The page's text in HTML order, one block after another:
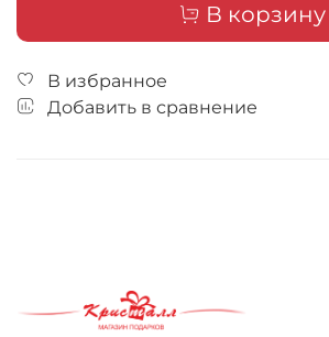
В корзину
В избранное
Добавить в сравнение